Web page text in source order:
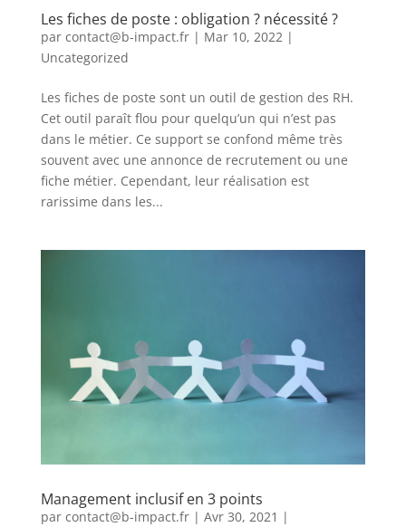
Les fiches de poste : obligation ? nécessité ?
par contact@b-impact.fr| Mar 10, 2022|
Uncategorized
Les fiches de poste sont un outil de gestion des RH.
Cet outil paraît flou pour quelqu’un qui n’est pas
dans le métier. Ce support se confond même très
souvent avec une annonce de recrutement ou une
fiche métier. Cependant, leur réalisation est
rarissime dans les...
Management inclusif en 3 points
par contact@b-impact.fr| Avr 30, 2021 |